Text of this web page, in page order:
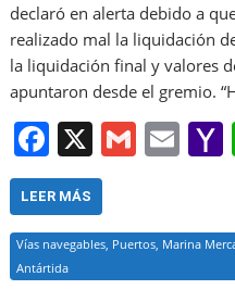
declaró en alerta debido a
realizado mal la liquidación
la liquidación final y valores
apuntaron desde el gremio.
F
a
c
e
b
X G
l
E
l
LEER MÁS
Vías navegables, Puertos, Marina
Antártida